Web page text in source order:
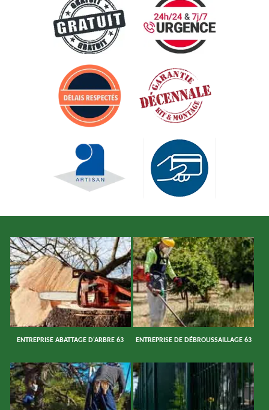
ENTREPRISE ABATTAGE D'ARBRE 63 ENTREPRISE DE DÉBROUSSAILLAGE 63